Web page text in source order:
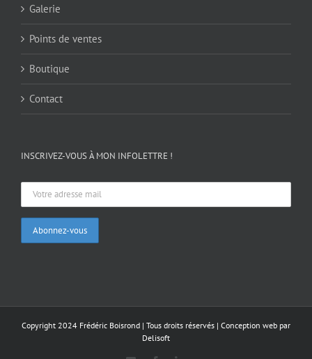
Galerie
Points de ventes
Boutique
Contact
INSCRIVEZ-VOUS À MON INFOLETTRE !
Copyright 2024 Frédéric Boisrond | Tous droits réservés | Conception web par
Delisoft